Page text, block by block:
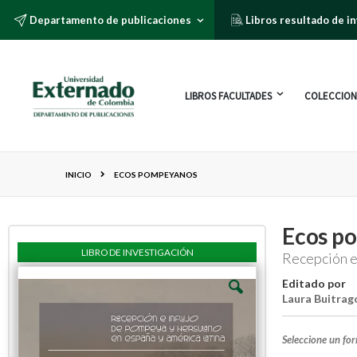
Departamento de publicaciones Libros resultado de
LIBROS FACULTADES
INICIO ECOS POMPEYANOS
Ecos
Recepción
Editado por
Laura
Seleccione un
LIBRO DE INVESTIGACIÓN